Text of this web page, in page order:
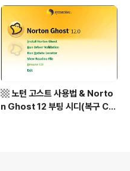
사나이, 애월읍 어음리 정보람 씨
목화 재배 '목화오름' 목화농장 어
디? / 제주도 가볼 만한 곳
▩ 노턴 고스트 사용법 & Norto
n Ghost 12 부팅 시디(복구 C